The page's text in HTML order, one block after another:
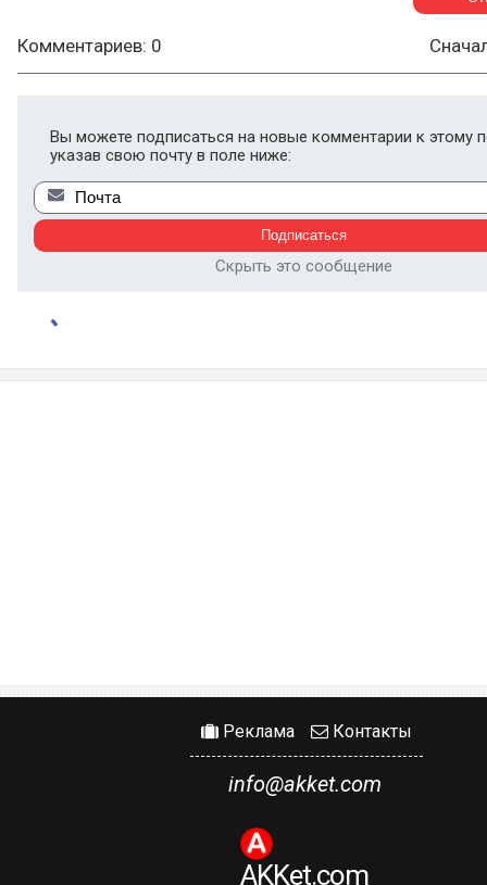
Комментариев: 0
Вы можете подписаться на новые комментарии к этому
указав свою почту в поле ниже:
Скрыть это сообщение
Реклама Контакты
info@akket.com
AKKet.com